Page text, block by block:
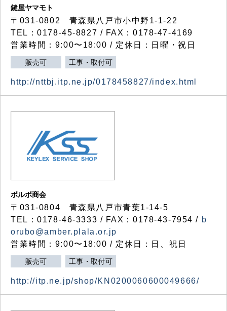
鍵屋ヤマモト
〒031-0802 青森県八戸市小中野1-1-22
TEL：0178-45-8827 / FAX：0178-47-4169
営業時間：9:00〜18:00 / 定休日：日曜・祝日
販売可 工事・取付可
http://nttbj.itp.ne.jp/0178458827/index.html
ボルボ商会
〒031-0804 青森県八戸市青葉1-14-5
TEL：0178-46-3333 / FAX：0178-43-7954 / b
orubo@amber.plala.or.jp
営業時間：9:00〜18:00 / 定休日：日、祝日
販売可 工事・取付可
http://itp.ne.jp/shop/KN0200060600049666/